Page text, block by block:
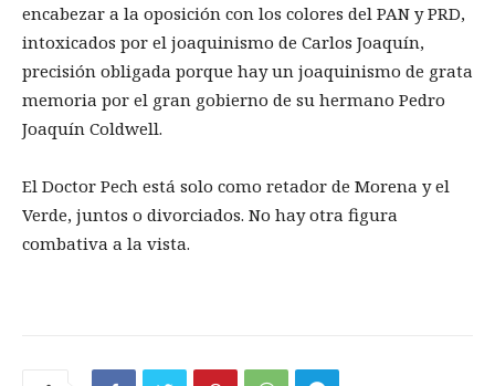
encabezar a la oposición con los colores del PAN y PRD,
intoxicados por el joaquinismo de Carlos Joaquín,
precisión obligada porque hay un joaquinismo de grata
memoria por el gran gobierno de su hermano Pedro
Joaquín Coldwell.
El Doctor Pech está solo como retador de Morena y el
Verde, juntos o divorciados. No hay otra figura
combativa a la vista.